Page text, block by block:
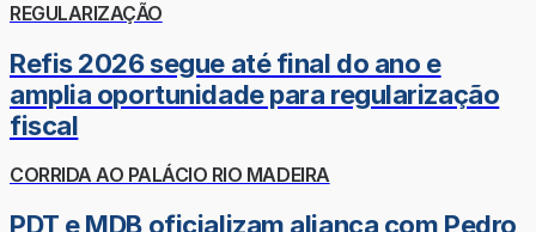
REGULARIZAÇÃO
Refis 2026 segue até final do ano e
amplia oportunidade para regularização
fiscal
CORRIDA AO PALÁCIO RIO MADEIRA
PDT e MDB oficializam aliança com Pedro